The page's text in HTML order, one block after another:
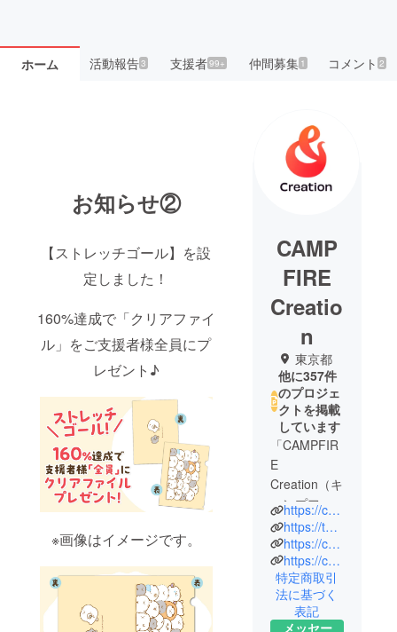
ホーム 活動報告3 支援者99+ 仲間募集 1 コメント2
お知らせ②
【ストレッチゴール】を設
定しました！
160%達成で「クリアファイ
ル」をご支援者様全員にプ
レゼント♪
※画像はイメージです。
CAMP
FIRE
Creatio
n
東京都
他に357件
のプロジェ
クトを掲載
しています
「CAMPFIR
E
Creation（キ
ャンプファ
イヤー クリ
エーショ
ン）」は、
株式会社
CAMPFIRE
の商品企画
https://camp-fire.jp/creation
https://twitter.com/CF_Creation
https://camp-fire.jp/privacy
https://camp-fire.jp/inquiries
特定商取引
法に基づく
表記
メッセー